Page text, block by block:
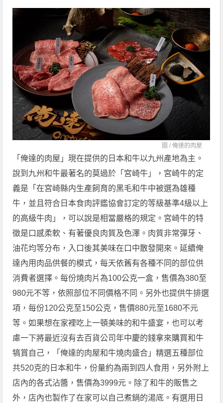
圖 /俺達的肉屋
「俺達的肉屋」現在提供的日本和牛以九州產地為主。
說到九州和牛最著名的莫過於「宮崎牛」，宮崎牛的定
義是「在宮崎縣内生產飼育的黑毛和牛中被選為雄種
牛，並且符合日本食肉評鑑協會訂定的等級基準4級以上
的高級牛肉」，可以說是相當嚴格的規定。宮崎牛的特
徵是口感柔軟、有著優良肉質及色澤。肉質非常彈牙、
油花均等分布，入口後其美味在口中散發開來。延續俺
達內用肉品供餐的模式，每天依舊有各種不同的部位供
消費者選擇。每份燒肉片為100公克一盒，售價為380至
980元不等，依照部位不同價格不同。另外也提供牛排選
項，每份120公克至150公克，售價880元至1680不元
等。如果想在家裡吃上一頓美味的和牛盛宴，也可以考
慮一下將最近沒有去百貨公司年中慶的錢拿來購買和牛
犒賞自己，「俺達的肉屋和牛燒肉盛合」精選五種部位
共520克的日本和牛，份量約為兩到四人食用，另外附上
店內的各式沾醬，售價為3999元。除了和牛的販售之
外，店內也製作了在家可以自己煮鍋的湯底。有選用日